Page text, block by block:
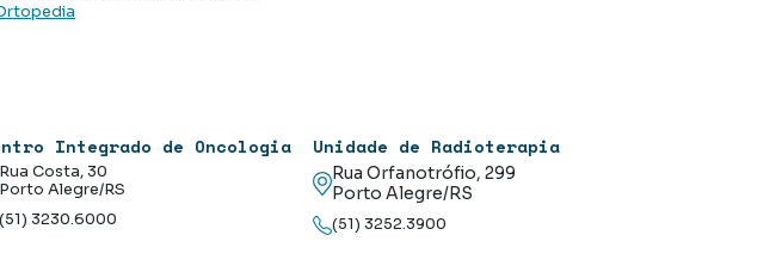
Integrado de Oncologia
Rua Costa, 30
Porto Alegre/RS
(51) 3230.6000
Unidade de Radioterapia
Rua Orfanotrófio, 299
Porto Alegre/RS
(51) 3252.3900